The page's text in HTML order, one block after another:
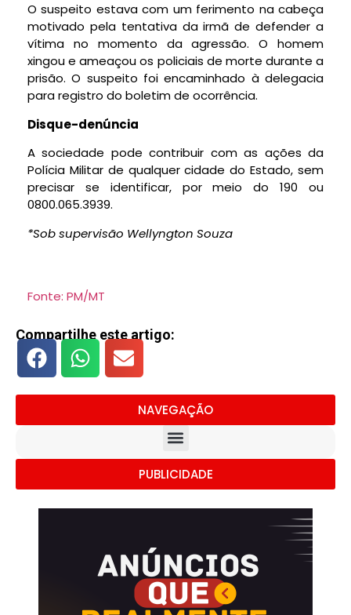
O suspeito estava com um ferimento na cabeça
motivado pela tentativa da irmã de defender a
vítima no momento da agressão. O homem
xingou e ameaçou os policiais de morte durante a
prisão. O suspeito foi encaminhado à delegacia
para registro do boletim de ocorrência.
Disque-denúncia
A sociedade pode contribuir com as ações da
Polícia Militar de qualquer cidade do Estado, sem
precisar se identificar, por meio do 190 ou
0800.065.3939.
*Sob supervisão Wellyngton Souza
Fonte: PM/MT
Compartilhe este artigo:
NAVEGAÇÃO
PUBLICIDADE